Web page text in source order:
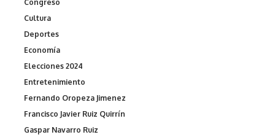
Congreso
Cultura
Deportes
Economía
Elecciones 2024
Entretenimiento
Fernando Oropeza Jimenez
Francisco Javier Ruiz Quirrín
Gaspar Navarro Ruiz